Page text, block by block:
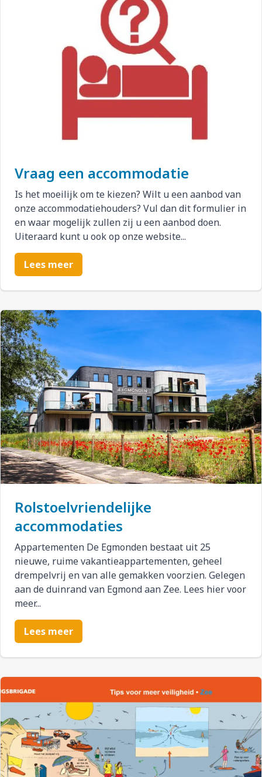
Vraag een accommodatie
Is het moeilijk om te kiezen? Wilt u een aanbod van
onze accommodatiehouders? Vul dan dit formulier in
en waar mogelijk zullen zij u een aanbod doen.
Uiteraard kunt u ook op onze website...
Lees meer
Rolstoelvriendelijke
accommodaties
Appartementen De Egmonden bestaat uit 25
nieuwe, ruime vakantieappartementen, geheel
drempelvrij en van alle gemakken voorzien. Gelegen
aan de duinrand van Egmond aan Zee. Lees hier voor
meer...
Lees meer